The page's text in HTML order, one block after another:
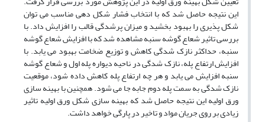
این نتیجه حاصل شد که با انتخاب فشار شکل دهی مناسب می توان
شکل پذیری را بهبود بخشید و میزان پرشدگی قالب را افزایش داد. با
بررسی تاثیر شعاع گوشه سنبه مشاهده شد که با افزایش شعاع گوشه
سنبه، حداکثر نازک شدگی کاهش و توزیع ضخامت بهبود می یابد. با
افزایش ارتفاع پله، نازک شدگی در ناحیه دیواره پله اول و شعاع گوشه
سنبه افزایش می یابد و هر چه ارتفاع پله کاهش داده شود، موقعیت
نازک شدگی به سمت پله دوم جابه جا می شود. همچنین با بهینه سازی
ورق اولیه این نتیجه حاصل شد که بهینه سازی شکل ورق اولیه تاثیر
زیادی بر روی جریان مواد و تاخیر در پارگی خواهد داشت.